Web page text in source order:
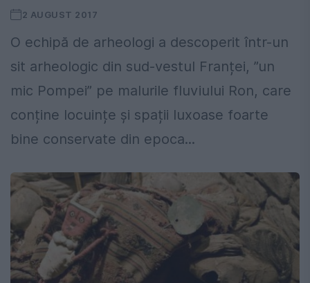
2 AUGUST 2017
O echipă de arheologi a descoperit într-un
sit arheologic din sud-vestul Franței, ”un
mic Pompei” pe malurile fluviului Ron, care
conține locuințe și spații luxoase foarte
bine conservate din epoca...